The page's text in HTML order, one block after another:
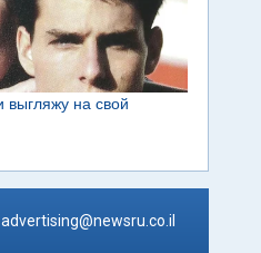
advertising@newsru.co.il